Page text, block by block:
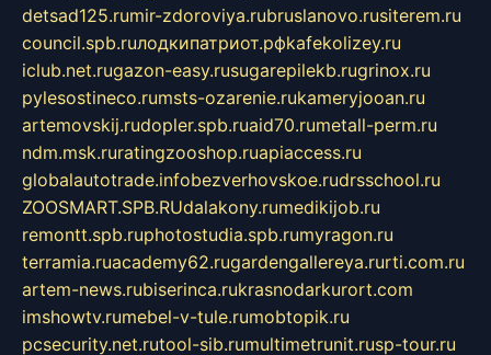
detsad125.rumir-zdoroviya.rubruslanovo.rusiterem.ru
council.spb.ruлодкипатриот.рфkafekolizey.ru
iclub.net.rugazon-easy.rusugarepilekb.rugrinox.ru
pylesostineco.rumsts-ozarenie.rukameryjooan.ru
artemovskij.rudopler.spb.ruaid70.rumetall-perm.ru
ndm.msk.ruratingzooshop.ruapiaccess.ru
globalautotrade.infobezverhovskoe.rudrsschool.ru
ZOOSMART.SPB.RUdalakony.rumedikijob.ru
remontt.spb.ruphotostudia.spb.rumyragon.ru
terramia.ruacademy62.rugardengallereya.rurti.com.ru
artem-news.rubiserinca.rukrasnodarkurort.com
imshowtv.rumebel-v-tule.rumobtopik.ru
pcsecurity.net.rutool-sib.rumultimetrunit.rusp-tour.ru